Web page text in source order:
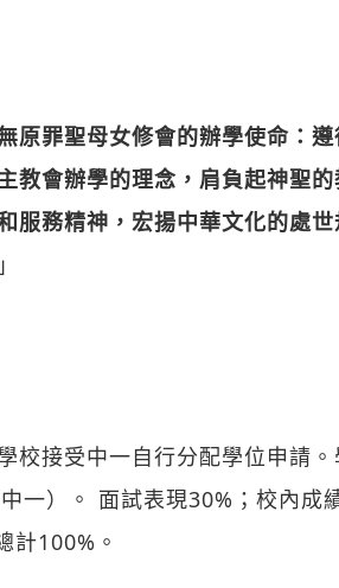
原罪聖母女修會的辦學使命：
教會辦學的理念，肩負起神聖
服務精神，宏揚中華文化的處世
」
校接受中一自行分配學位申請
一）。 面試表現30%；校內成
計100%。